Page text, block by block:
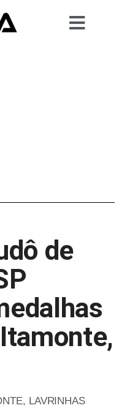
de
, LAVRINHAS